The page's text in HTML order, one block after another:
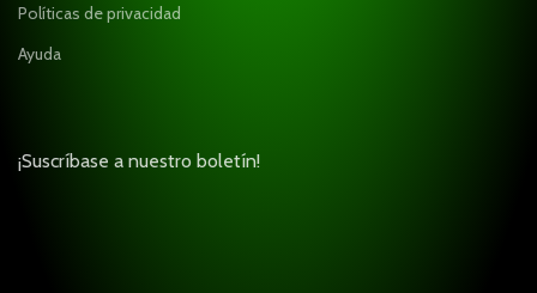
Políticas de privacidad
Ayuda
¡Suscríbase a nuestro boletín!